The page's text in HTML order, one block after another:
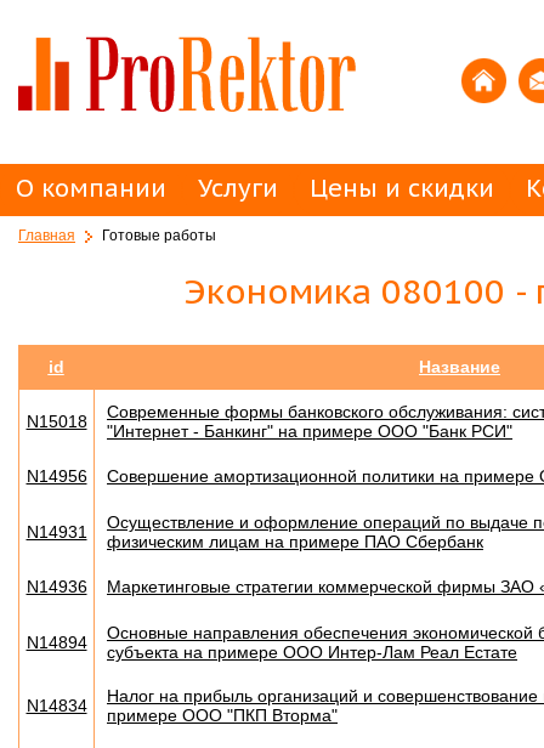
О компании Услуги Цены и скидки
Главная Готовые работы
Экономика 080100
id Название
N15018
Современные формы банковского обслуживания:
"Интернет - Банкинг" на примере ООО "Банк РСИ"
N14956 Совершение амортизационной политики на
N14931
Осуществление и оформление операций по выдаче
физическим лицам на примере ПАО Сбербанк
N14936 Маркетинговые стратегии коммерческой фирмы ЗАО
N14894
Основные направления обеспечения экономической
субъекта на примере ООО Интер-Лам Реал Естате
N14834
Налог на прибыль организаций и
примере ООО "ПКП Вторма"